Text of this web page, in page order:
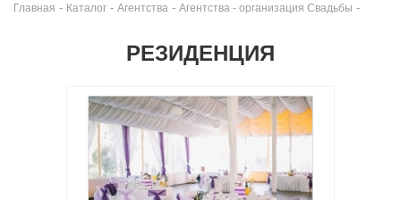
Главная - Каталог - Агентства - Агентства - организация Свадьбы -
РЕЗИДЕНЦИЯ